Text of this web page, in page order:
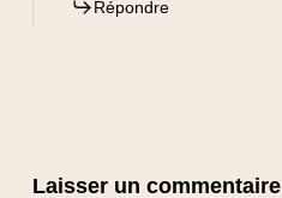
Répondre
Laisser un commentaire